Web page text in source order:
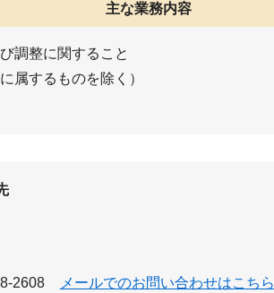
主な業務内容
調整に関すること
属するものを除く）
2608 メールでのお問い合わせはこちら